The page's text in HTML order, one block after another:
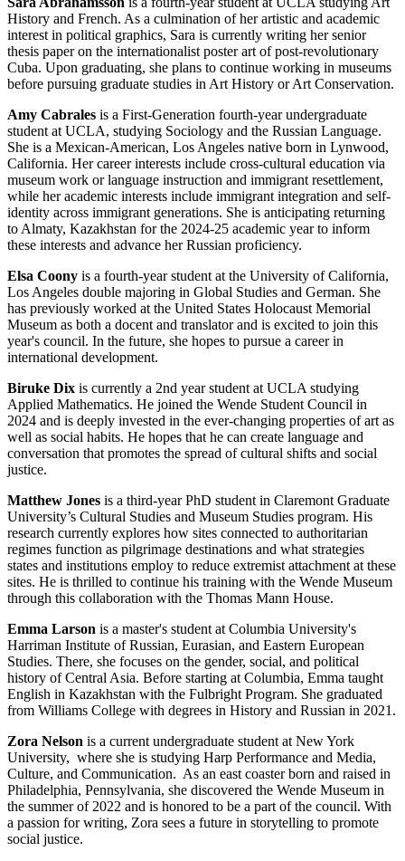
History and French. As a culmination of her artistic and academic
interest in political graphics, Sara is currently writing her senior
thesis paper on the internationalist poster art of post-revolutionary
Cuba. Upon graduating, she plans to continue working in museums
before pursuing graduate studies in Art History or Art Conservation.
Amy Cabrales is a First-Generation fourth-year undergraduate
student at UCLA, studying Sociology and the Russian Language.
She is a Mexican-American, Los Angeles native born in Lynwood,
California. Her career interests include cross-cultural education via
museum work or language instruction and immigrant resettlement,
while her academic interests include immigrant integration and self-
identity across immigrant generations. She is anticipating returning
to Almaty, Kazakhstan for the 2024-25 academic year to inform
these interests and advance her Russian proficiency.
Elsa Coony is a fourth-year student at the University of California,
Los Angeles double majoring in Global Studies and German. She
has previously worked at the United States Holocaust Memorial
Museum as both a docent and translator and is excited to join this
year's council. In the future, she hopes to pursue a career in
international development.
Biruke Dix is currently a 2nd year student at UCLA studying
Applied Mathematics. He joined the Wende Student Council in
2024 and is deeply invested in the ever-changing properties of art as
well as social habits. He hopes that he can create language and
conversation that promotes the spread of cultural shifts and social
justice.
Matthew Jones is a third-year PhD student in Claremont Graduate
University’s Cultural Studies and Museum Studies program. His
research currently explores how sites connected to authoritarian
regimes function as pilgrimage destinations and what strategies
states and institutions employ to reduce extremist attachment at these
sites. He is thrilled to continue his training with the Wende Museum
through this collaboration with the Thomas Mann House.
Emma Larson is a master's student at Columbia University's
Harriman Institute of Russian, Eurasian, and Eastern European
Studies. There, she focuses on the gender, social, and political
history of Central Asia. Before starting at Columbia, Emma taught
English in Kazakhstan with the Fulbright Program. She graduated
from Williams College with degrees in History and Russian in 2021.
Zora Nelson is a current undergraduate student at New York
University, where she is studying Harp Performance and Media,
Culture, and Communication. As an east coaster born and raised in
Philadelphia, Pennsylvania, she discovered the Wende Museum in
the summer of 2022 and is honored to be a part of the council. With
a passion for writing, Zora sees a future in storytelling to promote
social justice.